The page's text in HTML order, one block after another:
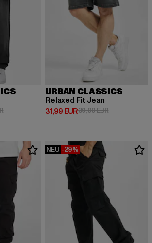
EUR
Aktionspreis: 49,99 EUR
URBAN CLASSICS
Relaxed Fit Jean
31,99 EUR
Derzeitiger Preis: 31,99 EUR
39,99 EURAktionspreis:
NEU -29%